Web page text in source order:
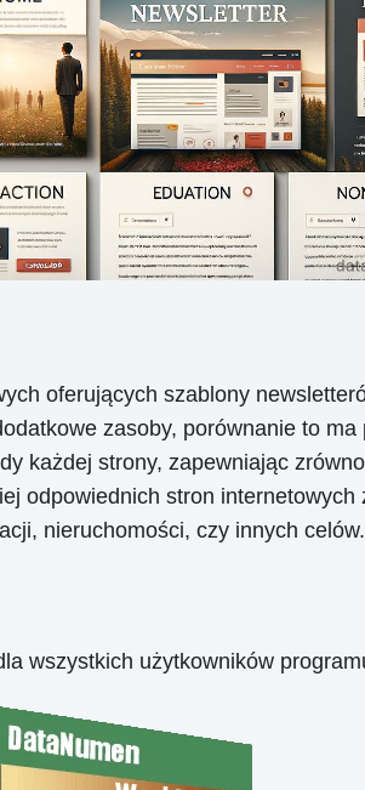
oferujących szablony
zasoby, porównanie to
każdej strony, zapewniając
odpowiednich stron
nieruchomości, czy innych celów.
wszystkich użytkowników